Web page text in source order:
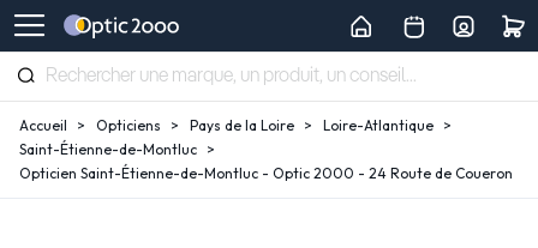
Accueil Opticiens Pays de la Loire
Loire-Atlantique
Saint-Étienne-de-Montluc
Opticien Saint-Étienne-de-Montluc - Optic 2000 - 24 Route de Coueron